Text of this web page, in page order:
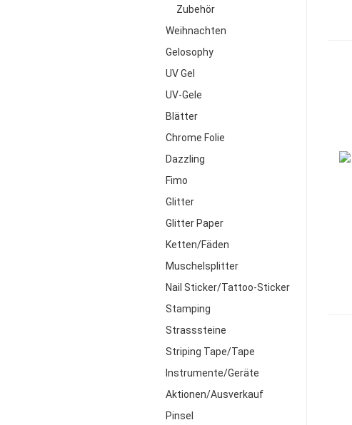
Zubehör
Weihnachten
Gelosophy
UV Gel
UV-Gele
Blätter
Chrome Folie
Dazzling
Fimo
Glitter
Glitter Paper
Ketten/Fäden
Muschelsplitter
Nail Sticker/Tattoo-Sticker
Stamping
Strasssteine
Striping Tape/Tape
Instrumente/Geräte
Aktionen/Ausverkauf
Pinsel